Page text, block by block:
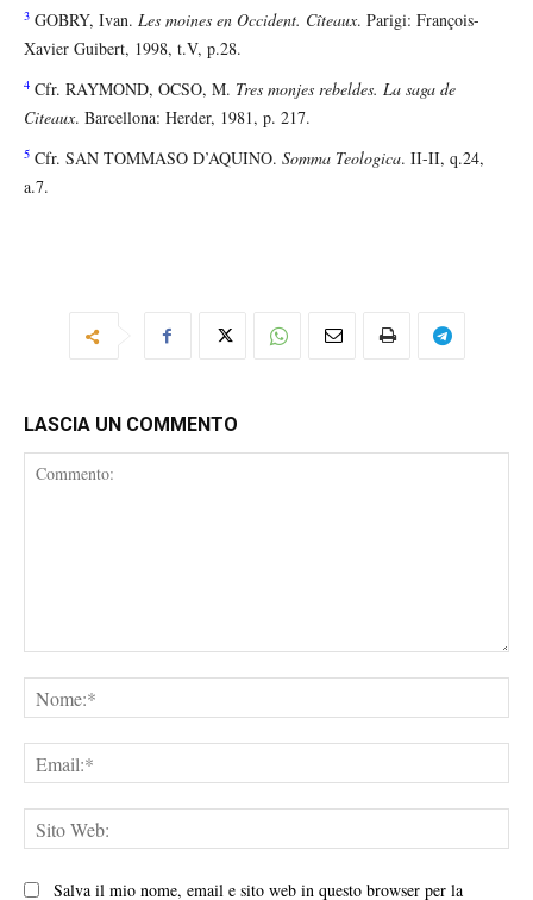
3 GOBRY, Ivan. Les moines en Occident. Cîteaux. Parigi: François-
Xavier Guibert, 1998, t.V, p.28.
4 Cfr. RAYMOND, OCSO, M. Tres monjes rebeldes. La saga de
Citeaux. Barcellona: Herder, 1981, p. 217.
5 Cfr. SAN TOMMASO D’AQUINO. Somma Teologica. II-II, q.24,
a.7.
LASCIA UN COMMENTO
Salva il mio nome, email e sito web in questo browser per la